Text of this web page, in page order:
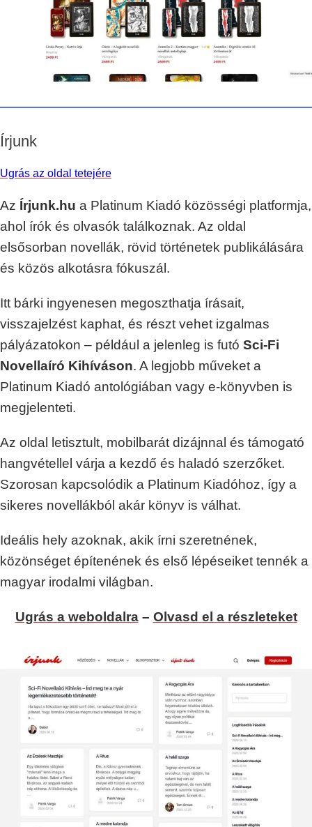
Írjunk
Ugrás az oldal tetejére
Az Írjunk.hu a Platinum Kiadó közösségi platformja,
ahol írók és olvasók találkoznak. Az oldal
elsősorban novellák, rövid történetek publikálására
és közös alkotásra fókuszál.
Itt bárki ingyenesen megoszthatja írásait,
visszajelzést kaphat, és részt vehet izgalmas
pályázatokon – például a jelenleg is futó Sci-Fi
Novellaíró Kihíváson. A legjobb műveket a
Platinum Kiadó antológiában vagy e-könyvben is
megjelenteti.
Az oldal letisztult, mobilbarát dizájnnal és támogató
hangvétellel várja a kezdő és haladó szerzőket.
Szorosan kapcsolódik a Platinum Kiadóhoz, így a
sikeres novellákból akár könyv is válhat.
Ideális hely azoknak, akik írni szeretnének,
közönséget építenének és első lépéseiket tennék a
magyar irodalmi világban.
Ugrás a weboldalra– Olvasd el a részleteket